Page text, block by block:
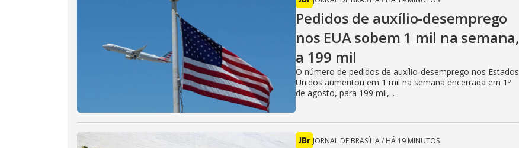
Pedidos de auxílio-desemprego
nos EUA sobem 1 mil na semana,
a 199 mil
O número de pedidos de auxílio-desemprego nos Estados
Unidos aumentou em 1 mil na semana encerrada em 1º
de agosto, para 199 mil,...
JORNAL DE BRASÍLIA/ HÁ 19 MINUTOS